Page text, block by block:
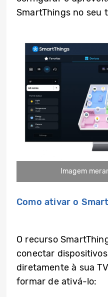
SmartThings no seu
Imagem
Como ativar o
O recurso
conectar
diretamente à sua
formar de ativá-lo: